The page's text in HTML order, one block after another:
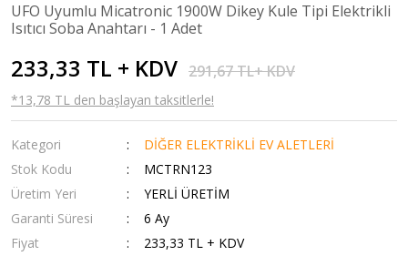
UFO Uyumlu Micatronic 1900W Dikey Kule Tipi Elektrikli
Isıtıcı Soba Anahtarı - 1 Adet
233,33 TL + KDV 291,67 TL+ KDV
*13,78 TL den başlayan taksitlerle!
Kategori
DİĞER ELEKTRİKLİ EV ALETLERİ
Stok Kodu
MCTRN123
Üretim Yeri
YERLİ ÜRETİM
Garanti Süresi
6 Ay
Fiyat
233,33 TL + KDV